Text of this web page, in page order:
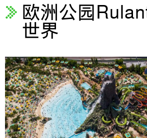
欧洲公园
世界